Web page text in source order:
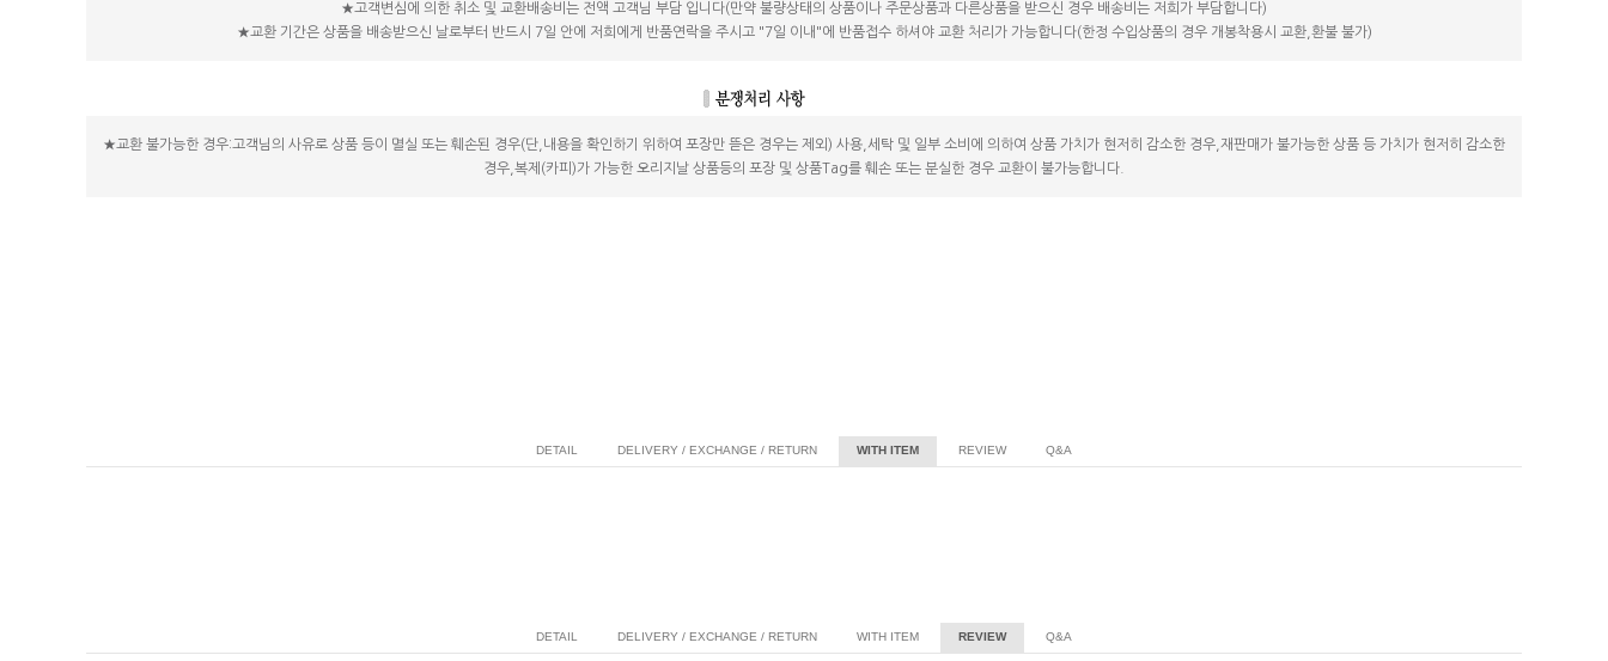
★고객변심에 의한 취소 및 교환배송비는 전액 고객님 부담 입니다(만약 불량상태의 상품이나 주문상품과 다른상품을 받으신 경우 배송비는 저희가 부담합니다)
★교환 기간은 상품을 배송받으신 날로부터 반드시 7일 안에 저희에게 반품연락을 주시고 "7일 이내"에 반품접수 하셔야 교환 처리가 가능합니다(한정 수입상품의 경우 개봉착용시 교환,환불 불가)
★교환 불가능한 경우:고객님의 사유로 상품 등이 멸실 또는 훼손된 경우(단,내용을 확인하기 위하여 포장만 뜯은 경우는 제외) 사용,세탁 및 일부 소비에 의하여 상품 가치가 현저히 감소한 경우,재판매가 불가능한 상품 등 가치가 현저히 감소한
경우,복제(카피)가 가능한 오리지날 상품등의 포장 및 상품Tag를 훼손 또는 분실한 경우 교환이 불가능합니다.
DETAIL DELIVERY / EXCHANGE / RETURN WITH ITEM REVIEW Q&A
DETAIL DELIVERY / EXCHANGE / RETURN WITH ITEM REVIEW Q&A